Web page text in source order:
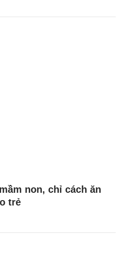
non, chỉ cách ăn
trẻ